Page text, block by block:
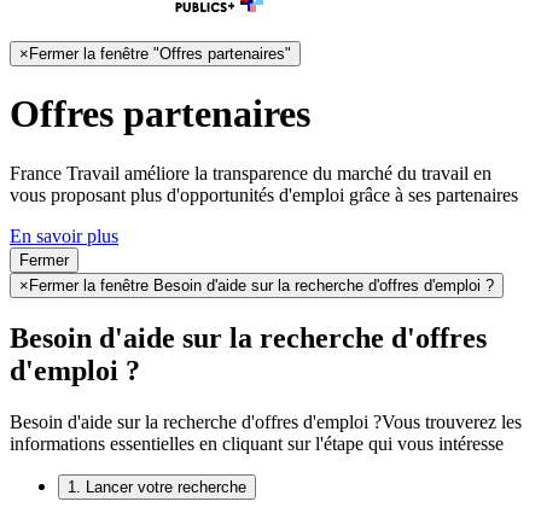
× Fermer la fenêtre "Offres partenaires"
Offres partenaires
France Travail améliore la transparence du marché du travail en
vous proposant plus d'opportunités d'emploi grâce à ses partenaires
En savoir plus
Fermer
× Fermer la fenêtre Besoin d'aide sur la recherche d'offres d'emploi ?
Besoin d'aide sur la recherche d'offres
d'emploi ?
Besoin d'aide sur la recherche d'offres d'emploi ?Vous trouverez les
informations essentielles en cliquant sur l'étape qui vous intéresse
1. Lancer votre recherche